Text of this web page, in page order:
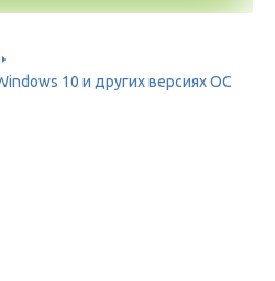
10 и других версиях ОС